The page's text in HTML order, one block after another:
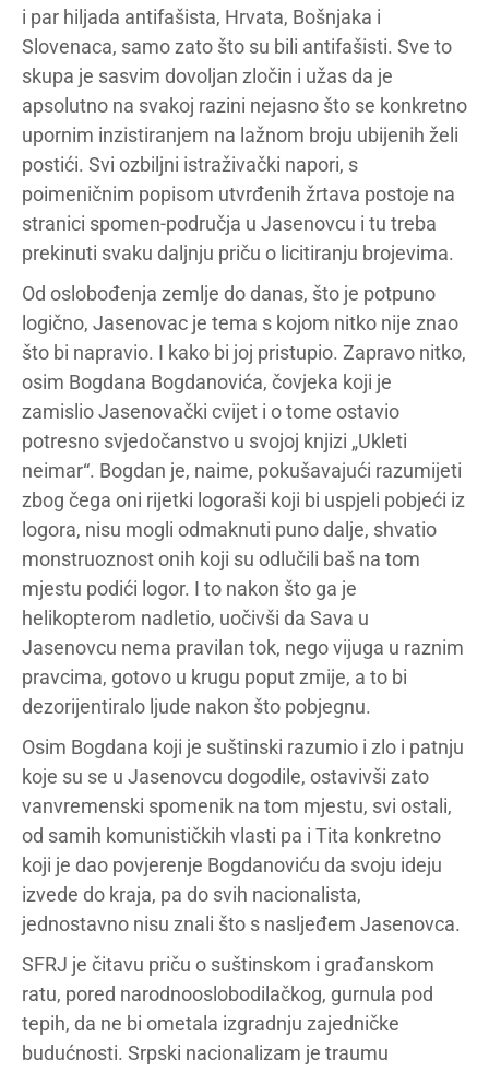
i par hiljada antifašista, Hrvata, Bošnjaka i
Slovenaca, samo zato što su bili antifašisti. Sve to
skupa je sasvim dovoljan zločin i užas da je
apsolutno na svakoj razini nejasno što se konkretno
upornim inzistiranjem na lažnom broju ubijenih želi
postići. Svi ozbiljni istraživački napori, s
poimeničnim popisom utvrđenih žrtava postoje na
stranici spomen-područja u Jasenovcu i tu treba
prekinuti svaku daljnju priču o licitiranju brojevima.
Od oslobođenja zemlje do danas, što je potpuno
logično, Jasenovac je tema s kojom nitko nije znao
što bi napravio. I kako bi joj pristupio. Zapravo nitko,
osim Bogdana Bogdanovića, čovjeka koji je
zamislio Jasenovački cvijet i o tome ostavio
potresno svjedočanstvo u svojoj knjizi „Ukleti
neimar“. Bogdan je, naime, pokušavajući razumijeti
zbog čega oni rijetki logoraši koji bi uspjeli pobjeći iz
logora, nisu mogli odmaknuti puno dalje, shvatio
monstruoznost onih koji su odlučili baš na tom
mjestu podići logor. I to nakon što ga je
helikopterom nadletio, uočivši da Sava u
Jasenovcu nema pravilan tok, nego vijuga u raznim
pravcima, gotovo u krugu poput zmije, a to bi
dezorijentiralo ljude nakon što pobjegnu.
Osim Bogdana koji je suštinski razumio i zlo i patnju
koje su se u Jasenovcu dogodile, ostavivši zato
vanvremenski spomenik na tom mjestu, svi ostali,
od samih komunističkih vlasti pa i Tita konkretno
koji je dao povjerenje Bogdanoviću da svoju ideju
izvede do kraja, pa do svih nacionalista,
jednostavno nisu znali što s nasljeđem Jasenovca.
SFRJ je čitavu priču o suštinskom i građanskom
ratu, pored narodnooslobodilačkog, gurnula pod
tepih, da ne bi ometala izgradnju zajedničke
budućnosti. Srpski nacionalizam je traumu